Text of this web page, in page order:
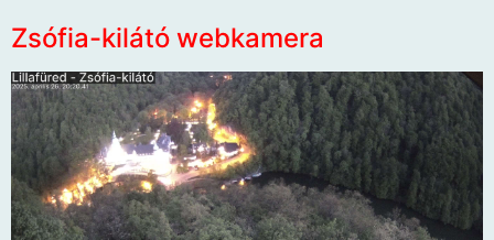
Zsófia-kilátó webkamera